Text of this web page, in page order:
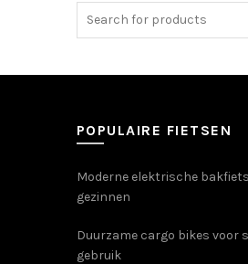
POPULAIRE FIETSEN
Moderne elektrische
gezinnen
Duurzame cargo bikes voor
gebruik